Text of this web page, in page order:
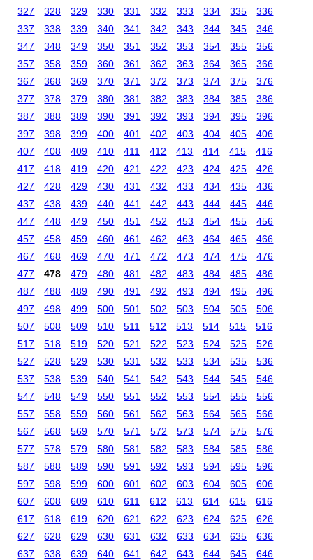
327
328 329 330 331 332 333 334 335
336
337
338 339 340 341 342 343 344 345
346
347
348 349 350 351 352 353 354 355
356
357
358 359 360 361 362 363 364 365
366
367
368 369 370 371 372 373 374 375
376
377
378 379 380 381 382 383 384 385
386
387
388 389 390 391 392 393 394 395
396
397
398 399 400 401 402 403 404 405
406
407
408 409 410 411 412 413 414 415
416
417
418 419 420 421 422 423 424 425
426
427
428 429 430 431 432 433 434 435
436
437
438 439 440 441 442 443 444 445
446
447
448 449 450 451 452 453 454 455
456
457
458 459 460 461 462 463 464 465
466
467
468 469 470 471 472 473 474 475
476
477
478 479 480 481 482 483 484 485
486
487
488 489 490 491 492 493 494 495
496
497
498 499 500 501 502 503 504 505
506
507
508 509 510 511 512 513 514 515
516
517
518 519 520 521 522 523 524 525
526
527
528 529 530 531 532 533 534 535
536
537
538 539 540 541 542 543 544 545
546
547
548 549 550 551 552 553 554 555
556
557
558 559 560 561 562 563 564 565
566
567
568 569 570 571 572 573 574 575
576
577
578 579 580 581 582 583 584 585
586
587
588 589 590 591 592 593 594 595
596
597
598 599 600 601 602 603 604 605
606
607
608 609 610 611 612 613 614 615
616
617
618 619 620 621 622 623 624 625
626
627
628 629 630 631 632 633 634 635
636
637
638 639 640 641 642 643 644 645
646